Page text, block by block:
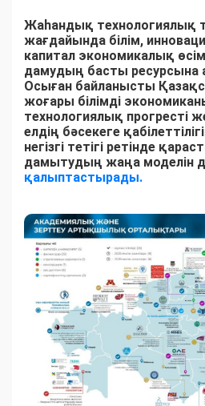
Жаһандық технологиялық
жағдайында білім,
капитал экономикалық
дамудың басты ресурсына
Осыған байланысты
жоғары білімді
технологиялық прогресті
елдің бәсекеге
негізгі тетігі ретінде
дамытудың жаңа моделін
қалыптастырады.